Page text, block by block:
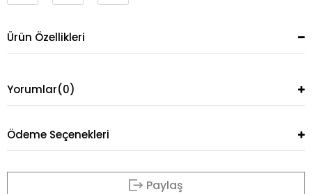
Ürün Özellikleri
Yorumlar(0)
Ödeme Seçenekleri
Paylaş